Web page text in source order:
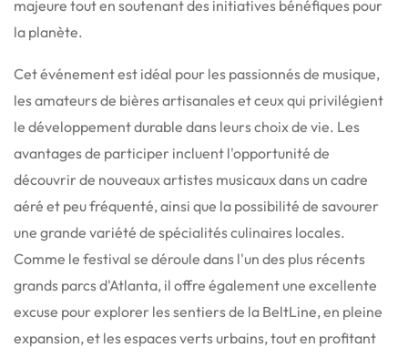
majeure tout en soutenant des initiatives bénéfiques pour
la planète.
Cet événement est idéal pour les passionnés de musique,
les amateurs de bières artisanales et ceux qui privilégient
le développement durable dans leurs choix de vie. Les
avantages de participer incluent l'opportunité de
découvrir de nouveaux artistes musicaux dans un cadre
aéré et peu fréquenté, ainsi que la possibilité de savourer
une grande variété de spécialités culinaires locales.
Comme le festival se déroule dans l'un des plus récents
grands parcs d'Atlanta, il offre également une excellente
excuse pour explorer les sentiers de la BeltLine, en pleine
expansion, et les espaces verts urbains, tout en profitant